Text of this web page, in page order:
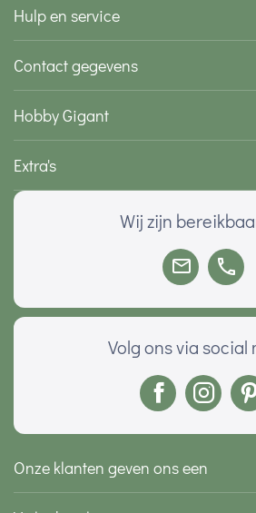
Hulp en service
Contact gegevens
Hobby Gigant
Extra's
Wij zijn
Volg ons via social
Onze klanten geven ons een